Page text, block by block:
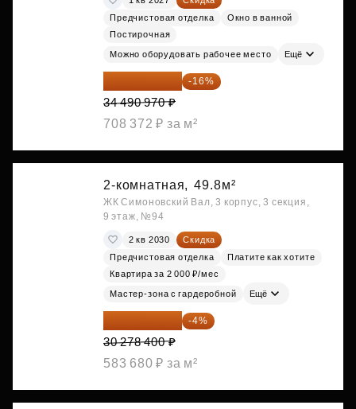
Предчистовая отделка
Окно в ванной
Постирочная
Можно оборудовать рабочее место Ещё
28 972 415 ₽ -16%
34 490 970 ₽
708 372 ₽ за м²
2-комнатная, 49.8м²
ЖК Симоновский Вал, 3 корпус, 3 секция,
9 этаж, №94
2 кв 2030
Скидка
Предчистовая отделка
Платите как хотите
Квартира за 2 000 ₽/мес
Мастер-зона с гардеробной Ещё
29 067 264 ₽ -4%
30 278 400 ₽
583 680 ₽ за м²